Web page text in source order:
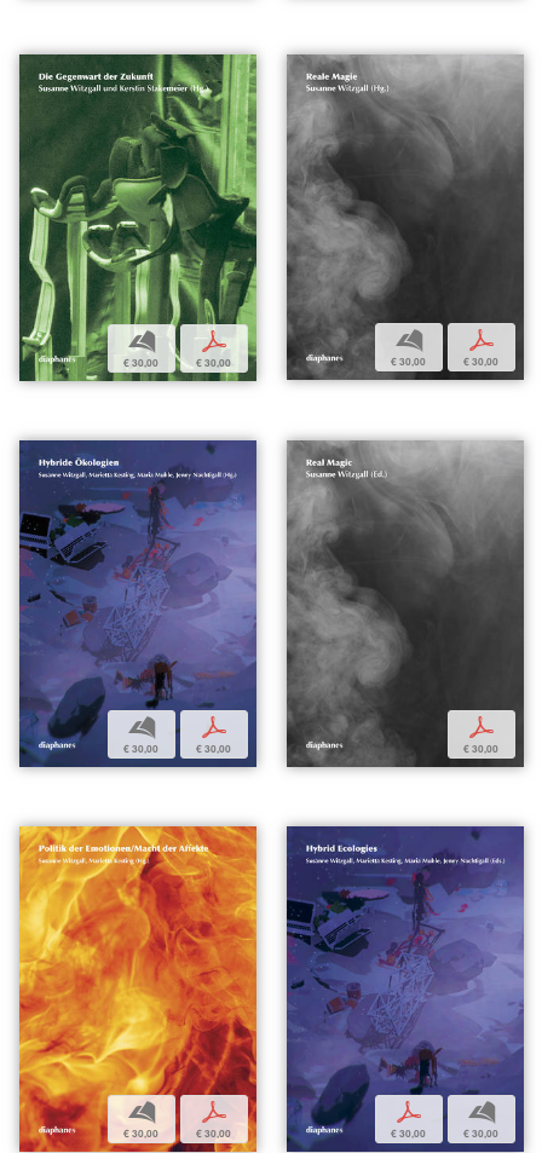
b
€ 30,00
p
€ 30,00
b
€ 30,00
p
€ 30,00
b
€ 30,00
p
€ 30,00
p
€ 30,00
b
€ 30,00
p
€ 30,00
p
€ 30,00
b
€ 30,00